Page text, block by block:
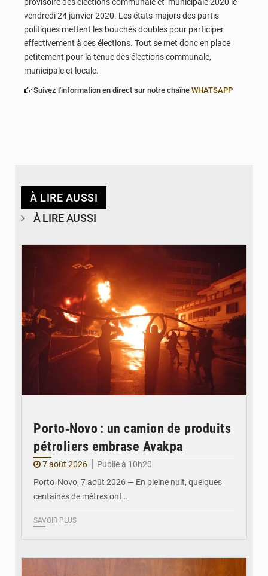
provisoire des élections communale et municipale 2020 le
vendredi 24 janvier 2020. Les états-majors des partis
politiques mettent les bouchés doubles pour participer
effectivement à ces élections. Tout se met donc en place
petitement pour la tenue des élections communale,
municipale et locale.
Suivez l'information en direct sur notre chaîne WHATSAPP
À LIRE AUSSI
À LIRE AUSSI
Porto‑Novo : un camion de produits
pétroliers embrase Avakpa
7 août 2026
Publié à 10h20
Porto‑Novo, 7 août 2026 — En pleine nuit, quelques
centaines de mètres ont…
SAVOIR PLUS